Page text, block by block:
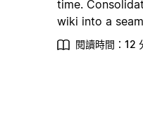
time.
wiki into a
閱讀時間：12